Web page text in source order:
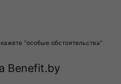
"особые обстоятельства"
Benefit.by